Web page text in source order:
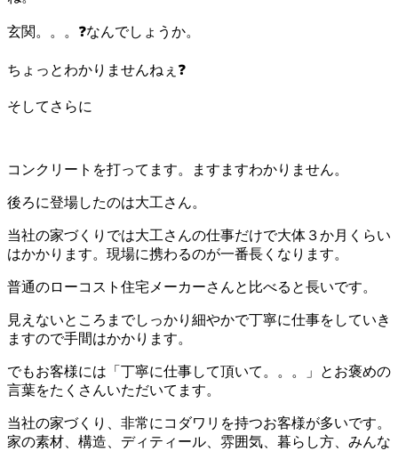
玄関。。。❓なんでしょうか。
ちょっとわかりませんねぇ❓
そしてさらに
コンクリートを打ってます。ますますわかりません。
後ろに登場したのは大工さん。
当社の家づくりでは大工さんの仕事だけで大体３か月くらい
はかかります。現場に携わるのが一番長くなります。
普通のローコスト住宅メーカーさんと比べると長いです。
見えないところまでしっかり細やかで丁寧に仕事をしていき
ますので手間はかかります。
でもお客様には「丁寧に仕事して頂いて。。。」とお褒めの
言葉をたくさんいただいてます。
当社の家づくり、非常にコダワリを持つお客様が多いです。
家の素材、構造、ディティール、雰囲気、暮らし方、みんな